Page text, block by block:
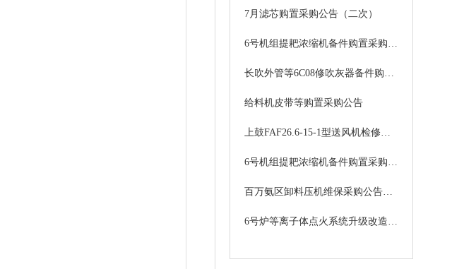
7月滤芯购置采购公告（二次）
6号机组提耙浓缩机备件购置采购公告
长吹外管等6C08修吹灰器备件购置采购公告
给料机皮带等购置采购公告
上鼓FAF26.6-15-1型送风机检修备品备件购置采购公告
6号机组提耙浓缩机备件购置采购公告
百万氨区卸料压机维保采购公告（二次）
6号炉等离子体点火系统升级改造采购公告（三次）